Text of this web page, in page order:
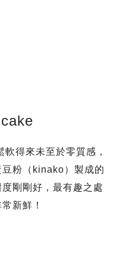
得來未至於零質感，
粉（kinako）製成的
剛剛好，最有趣之處
新鮮！